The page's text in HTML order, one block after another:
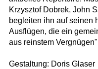
Krzysztof Dobrek, John
begleiten ihn auf seinen
Ausflügen, die ein
aus reinstem
Gestaltung: Doris Glaser